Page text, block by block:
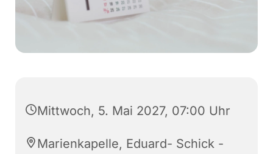
Mittwoch, 5. Mai 2027, 07:00 Uhr
Marienkapelle, Eduard- Schick -